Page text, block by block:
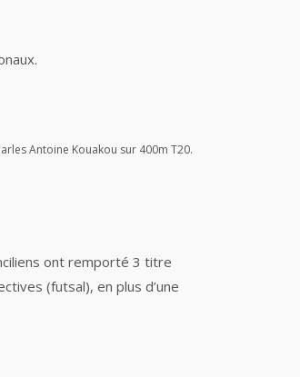
Antoine Kouakou sur 400m T20.
ont remporté 3 titre
(futsal), en plus d’une